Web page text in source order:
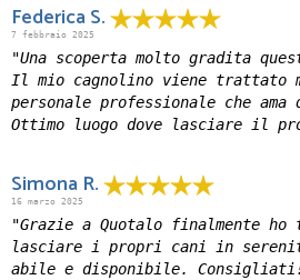
Federica S.
7 febbraio 2025
"Una scoperta molto gradita
Il mio cagnolino viene trattato
personale professionale che
Ottimo luogo dove lasciare il
Simona R.
16 marzo 2025
"Grazie a Quotalo finalmente ho
lasciare i propri cani in
abile e disponibile.